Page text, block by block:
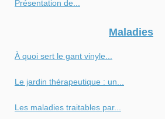
Présentation de...
Maladies
À quoi sert le gant vinyle...
Le jardin thérapeutique : un...
Les maladies traitables par...